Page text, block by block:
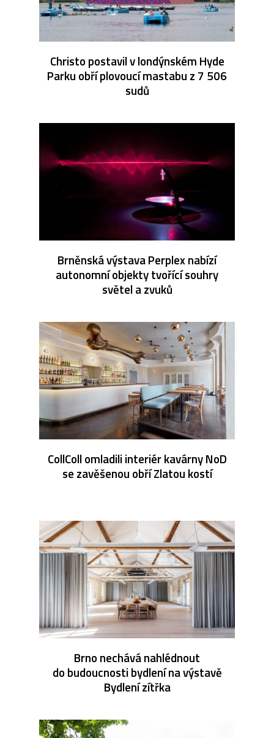
Christo postavil v londýnském Hyde
Parku obří plovoucí mastabu z 7 506
sudů
Brněnská výstava Perplex nabízí
autonomní objekty tvořící souhry
světel a zvuků
CollColl omladili interiér kavárny NoD
se zavěšenou obří Zlatou kostí
Brno nechává nahlédnout
do budoucnosti bydlení na výstavě
Bydlení zítřka